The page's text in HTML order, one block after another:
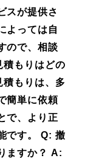
スが提供さ
よっては自
ので、相談
積もりはどの
もりは、多
簡単に依頼
で、より正
です。 Q: 撤
ますか？ A: